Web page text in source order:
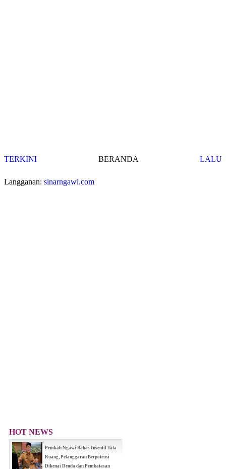
TERKINI LALU
BERANDA
Langganan: sinarngawi.com
HOT NEWS
Pemkab Ngawi Bahas Insentif Tata
Ruang, Pelanggaran Berpotensi
Dikenai Denda dan Pembatasan